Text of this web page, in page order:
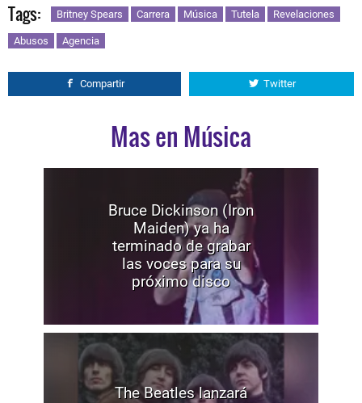
Tags: Britney Spears Carrera Música Tutela Revelaciones
Abusos Agencia
Compartir Twitter
Mas en Música
Bruce Dickinson (Iron
Maiden) ya ha
terminado de grabar
las voces para su
próximo disco
The Beatles lanzará